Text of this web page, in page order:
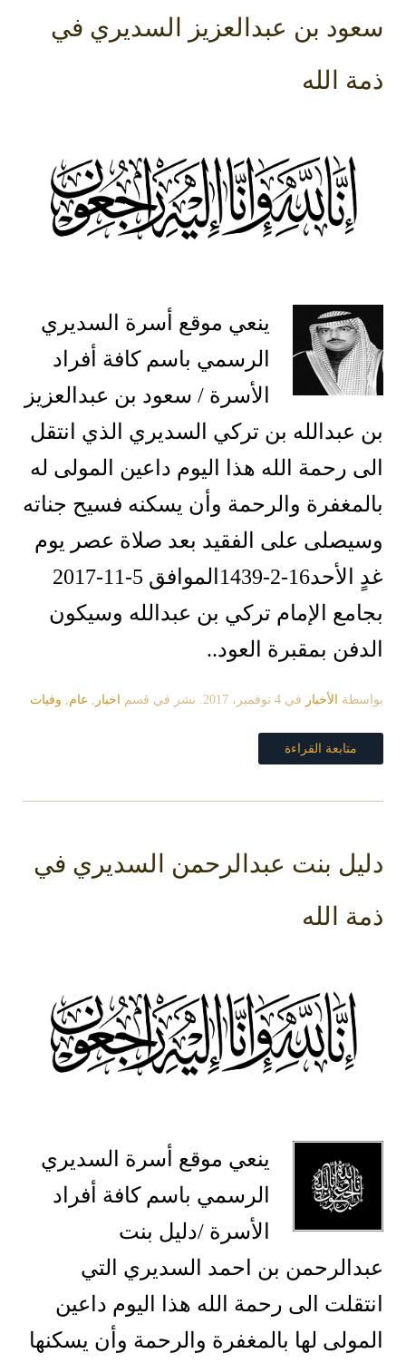
سعود بن عبدالعزيز السديري في
ذمة الله
ينعي موقع أسرة السديري
الرسمي باسم كافة أفراد
الأسرة / سعود بن عبدالعزيز
بن عبدالله بن تركي السديري الذي انتقل
الى رحمة الله هذا اليوم داعين المولى له
بالمغفرة والرحمة وأن يسكنه فسيح جناته
وسيصلى على الفقيد بعد صلاة عصر يوم
غدٍ الأحد16-2-1439الموافق 5-11-2017
بجامع الإمام تركي بن عبدالله وسيكون
الدفن بمقبرة العود..
بواسطة الأخبار في 4 نوفمبر، 2017 . نشر في قسم اخبار عام وفيات
متابعة القراءة
دليل بنت عبدالرحمن السديري في
ذمة الله
ينعي موقع أسرة السديري
الرسمي باسم كافة أفراد
الأسرة /دليل بنت
عبدالرحمن بن احمد السديري التي
انتقلت الى رحمة الله هذا اليوم داعين
المولى لها بالمغفرة والرحمة وأن يسكنها